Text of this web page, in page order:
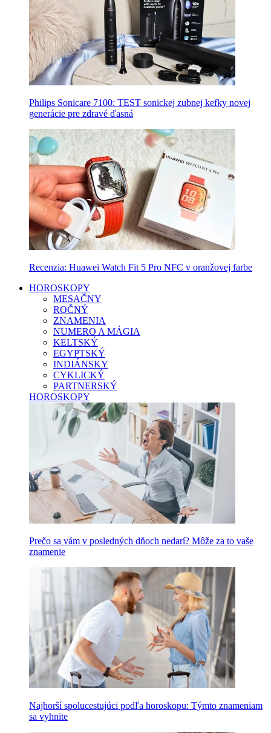
Philips Sonicare 7100: TEST sonickej zubnej kefky novej
generácie pre zdravé ďasná
Recenzia: Huawei Watch Fit 5 Pro NFC v oranžovej farbe
HOROSKOPY
MESAČNY
ROČNÝ
ZNAMENIA
NUMERO A MÁGIA
KELTSKÝ
EGYPTSKÝ
INDIÁNSKY
CYKLICKÝ
PARTNERSKÝ
HOROSKOPY
Prečo sa vám v posledných dňoch nedarí? Môže za to vaše
znamenie
Najhorší spolucestujúci podľa horoskopu: Týmto znameniam
sa vyhnite